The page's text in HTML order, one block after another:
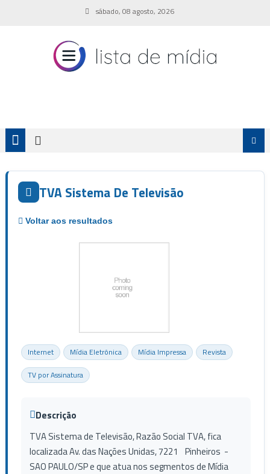
sábado, 08 agosto, 2026
TVA Sistema De Televisão
Internet Mídia Eletrônica Mídia Impressa
Revista
TV por Assinatura
Descrição
TVA Sistema de Televisão, Razão Social TVA, fica
localizada Av. das Nações Unidas, 7221 Pinheiros -
SAO PAULO/SP e que atua nos segmentos de Mídia